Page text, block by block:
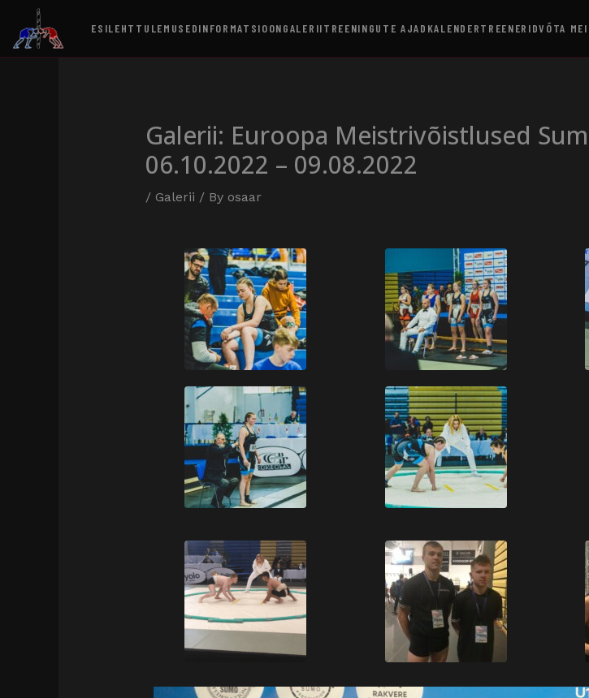
ESILEHT TULEMUSEDINFORMATSIOONGALERIITREENINGUTE AJAD KALENDERTREENERIDVÕTA
Galerii: Euroopa Meistrivõistlused
06.10.2022 – 09.08.2022
/ Galerii / By osaar